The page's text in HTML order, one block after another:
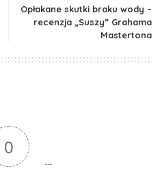
Opłakane skutki braku wody –
recenzja „Suszy” Grahama
Mastertona
0